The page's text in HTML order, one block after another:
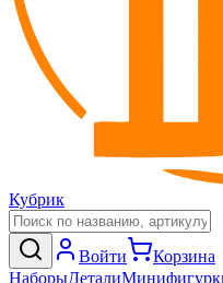
Кубрик
Войти
Корзина
НаборыДетали